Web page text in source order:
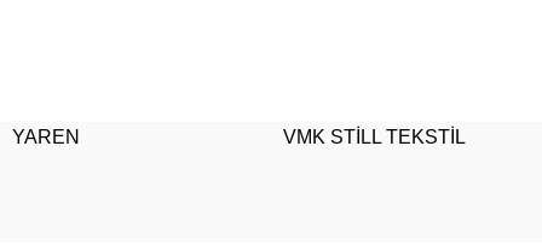
YAREN VMK STİLL TEKSTİL